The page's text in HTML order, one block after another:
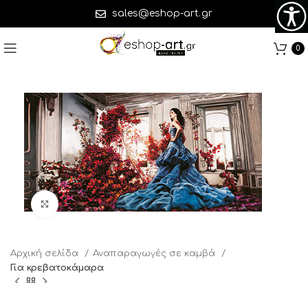
sales@eshop-art.gr
0
Click to enlarge
Αρχική σελίδα
Αναπαραγωγές σε καμβά
Για κρεβατοκάμαρα